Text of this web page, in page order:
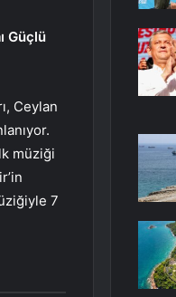
Güçlü
Ceylan
müziği
7